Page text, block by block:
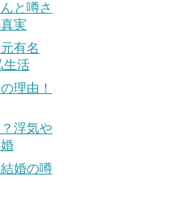
と噂さ
実
有名
生活
理由！
浮気や
婚の噂